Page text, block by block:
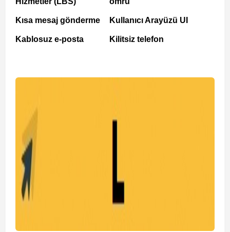
Kısa mesaj gönderme
Kablosuz e-posta
Kullanıcı Arayüzü UI
Kilitsiz telefon